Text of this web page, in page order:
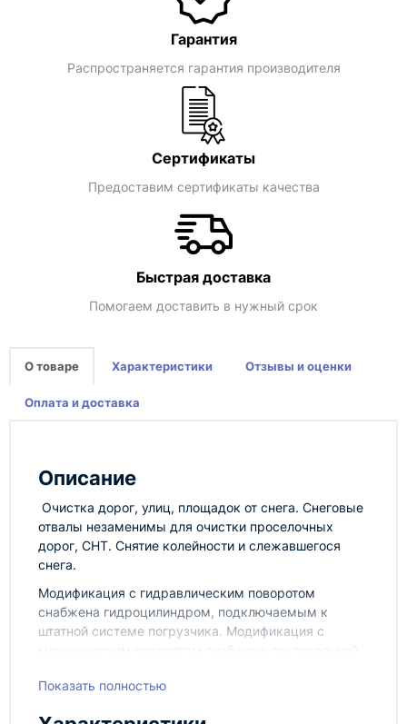
Гарантия
Распространяется гарантия производителя
Сертификаты
Предоставим сертификаты качества
Быстрая доставка
Помогаем доставить в нужный срок
О товаре Характеристики Отзывы и оценки
Оплата и доставка
Описание
Очистка дорог, улиц, площадок от снега. Снеговые
отвалы незаменимы для очистки проселочных
дорог, СНТ. Снятие колейности и слежавшегося
снега.
Модификация с гидравлическим поворотом
снабжена гидроцилиндром, подключаемым к
штатной системе погрузчика. Модификация с
механическим поворотом снабжена секторальной
положениями 0, +/- 15, +/- 30 градусов.
По желанию клиента, снеговые отвалы для
Показать полностью